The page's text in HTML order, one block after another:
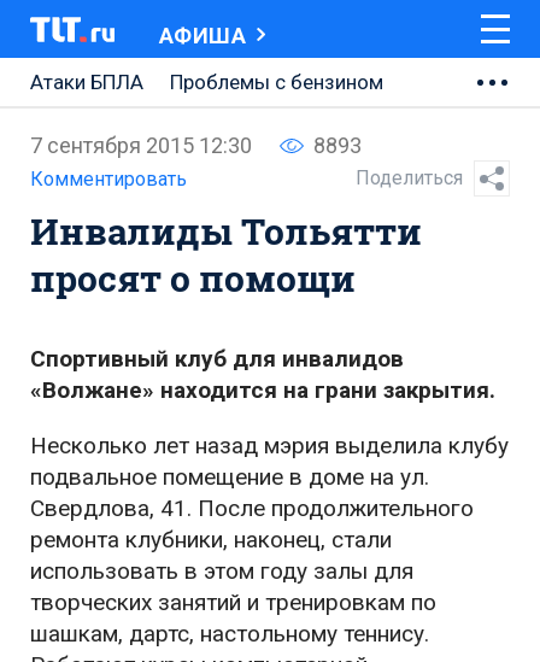
АФИША
Атаки БПЛА
Проблемы с бензином
АВТОВАЗ
Ремонт Центральной площади
Ремонт Обводного шоссе
Набережная Тольятти
7 сентября 2015 12:30 8893
Комментировать Поделиться
Инвалиды Тольятти
просят о помощи
Спортивный клуб для инвалидов
«Волжане» находится на грани закрытия.
Несколько лет назад мэрия выделила клубу
подвальное помещение в доме на ул.
Свердлова, 41. После продолжительного
ремонта клубники, наконец, стали
использовать в этом году залы для
творческих занятий и тренировкам по
шашкам, дартс, настольному теннису.